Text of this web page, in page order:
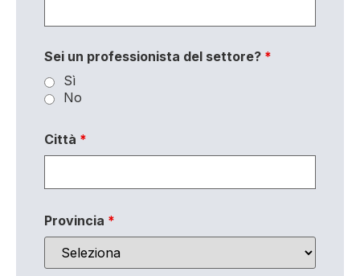
Sei un professionista del settore? *
Sì
No
Città *
Provincia *